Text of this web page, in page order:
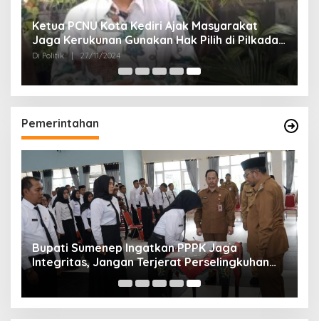
Ketua PCNU Kota Kediri Ajak Masyarakat
Jaga Kerukunan Gunakan Hak Pilih di Pilkada
2024
Di Politik | 27/11/2024
Pemerintahan
Bupati Sumenep Ingatkan PPPK Jaga
Integritas, Jangan Terjerat Perselingkuhan
dan Judi Online